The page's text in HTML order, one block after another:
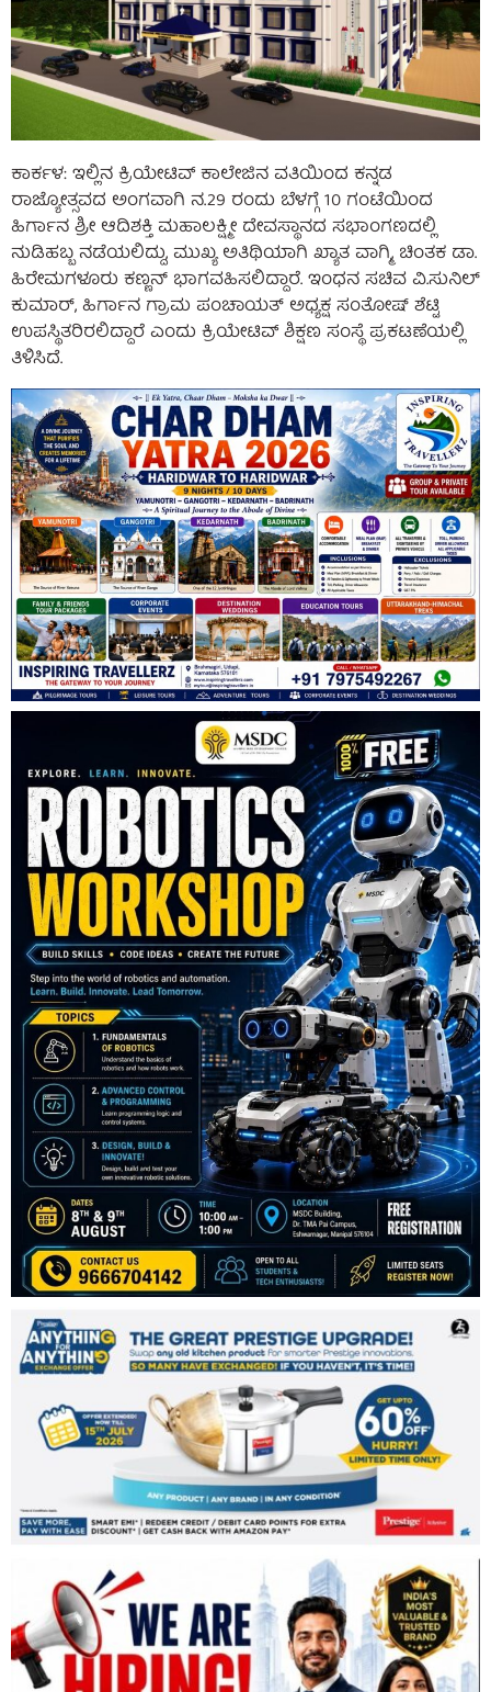
ಕಾರ್ಕಳ: ಇಲ್ಲಿನ ಕ್ರಿಯೇಟಿವ್ ಕಾಲೇಜಿನ ವತಿಯಿಂದ ಕನ್ನಡ
ರಾಜ್ಯೋತ್ಸವದ ಅಂಗವಾಗಿ ನ.29 ರಂದು ಬೆಳಗ್ಗೆ 10 ಗಂಟೆಯಿಂದ
ಹಿರ್ಗಾನ ಶ್ರೀ ಆದಿಶಕ್ತಿ ಮಹಾಲಕ್ಷ್ಮೀ ದೇವಸ್ಥಾನದ ಸಭಾಂಗಣದಲ್ಲಿ
ನುಡಿಹಬ್ಬ ನಡೆಯಲಿದ್ದು, ಮುಖ್ಯ ಅತಿಥಿಯಾಗಿ ಖ್ಯಾತ ವಾಗ್ಮಿ, ಚಿಂತಕ ಡಾ.
ಹಿರೇಮಗಳೂರು ಕಣ್ಣನ್ ಭಾಗವಹಿಸಲಿದ್ದಾರೆ. ಇಂಧನ ಸಚಿವ ವಿ.ಸುನಿಲ್
ಕುಮಾರ್, ಹಿರ್ಗಾನ ಗ್ರಾಮ ಪಂಚಾಯತ್ ಅಧ್ಯಕ್ಷ ಸಂತೋಷ್ ಶೆಟ್ಟಿ
ಉಪಸ್ಥಿತರಿರಲಿದ್ದಾರೆ ಎಂದು ಕ್ರಿಯೇಟಿವ್ ಶಿಕ್ಷಣ ಸಂಸ್ಥೆ ಪ್ರಕಟಣೆಯಲ್ಲಿ
ತಿಳಿಸಿದೆ.